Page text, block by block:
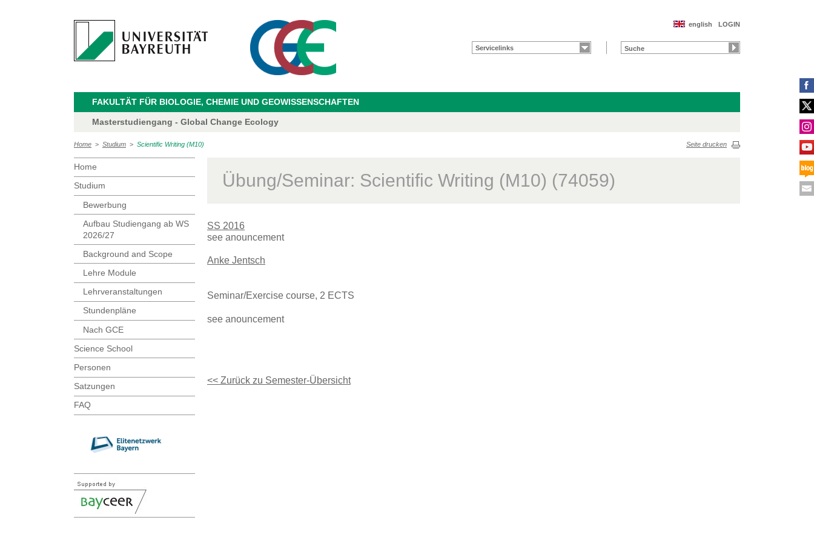
LOGIN
english
Servicelinks
FAKULTÄT FÜR BIOLOGIE, CHEMIE UND GEOWISSENSCHAFTEN
Masterstudiengang - Global Change Ecology
Home > Studium > Scientific Writing (M10) Seite drucken
Home
Studium
Bewerbung
Aufbau Studiengang ab WS
2026/27
Background and Scope
Lehre Module
Lehrveranstaltungen
Stundenpläne
Nach GCE
Science School
Personen
Satzungen
FAQ
Übung/Seminar: Scientific Writing (M10) (74059)
SS 2016
see anouncement
Anke Jentsch
Seminar/Exercise course, 2 ECTS
see anouncement
<< Zurück zu Semester-Übersicht